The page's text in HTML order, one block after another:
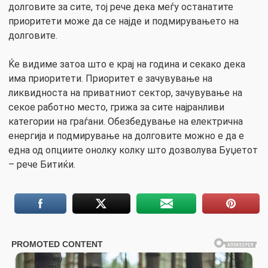
долговите за сите, тој рече дека меѓу останатите
приоритети може да се најде и подмирувањето на
долговите.
Ќе видиме затоа што е крај на година и секако дека
има приоритети. Приоритет е зачувување на
ликвидноста на приватниот сектор, зачувување на
секое работно место, грижа за сите најранливи
категории на граѓани. Обезбедување на електрична
енергија и подмирување на долговите можно е да е
една од опциите онолку колку што дозволува Буџетот
– рече Битиќи.